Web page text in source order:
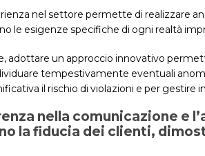
nel settore permette di realizzare
le esigenze specifiche di ogni realtà
adottare un approccio innovativo
tempestivamente eventuali
il rischio di violazioni e per
nella comunicazione e
la fiducia dei clienti,